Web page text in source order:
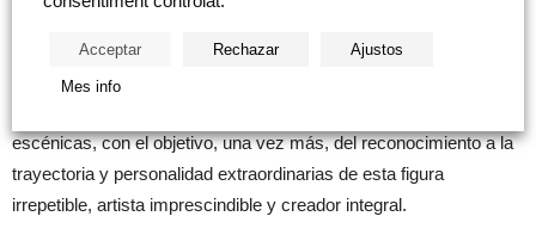
Caixa Vinarósy la Galeria Cànemde Castelló, evoca la prolífica
obra de un experto en vanguardias, entre la transgresión y la
escénicas, con el objetivo, una vez más, del reconocimiento a la
trayectoria y personalidad extraordinarias de esta figura
irrepetible, artista imprescindible y creador integral.
Acceptar Rechazar Ajustos
Mes info